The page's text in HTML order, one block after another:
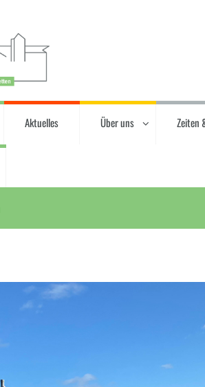
Aktuelles Über uns Zeiten